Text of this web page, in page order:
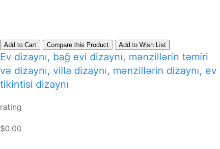
Add to Cart Compare this Product Add to Wish List
Ev dizaynı, bağ evi dizaynı, mənzillərin təmiri
və dizaynı, villa dizaynı, mənzillərin dizaynı, ev
tikintisi dizaynı
rating
$0.00